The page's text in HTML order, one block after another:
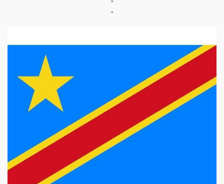
Salsa africaine
"
"